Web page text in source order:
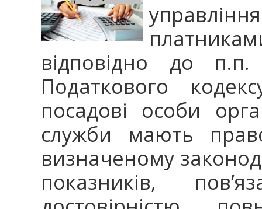
відповідно до
Податкового
посадові особи
служби мають
визначеному
показників,